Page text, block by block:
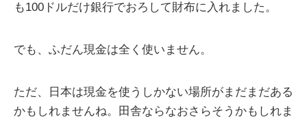
も100ドルだけ銀行でおろして財布に入れました。
でも、ふだん現金は全く使いません。
ただ、日本は現金を使うしかない場所がまだまだある
かもしれませんね。田舎ならなおさらそうかもしれま